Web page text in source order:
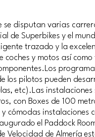
disputan varias
de Superbikes y el
trazado y la
y motos así
los pilotos pueden
etc).Las
con Boxes de 100
cómodas instalaciones
el Paddock
Velocidad de Almería